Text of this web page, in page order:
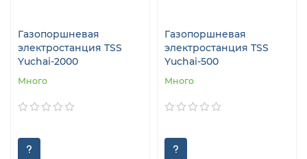
Газопоршневая
электростанция TSS
Yuchai-2000
Много
Газопоршневая
электростанция TSS
Yuchai-500
Много